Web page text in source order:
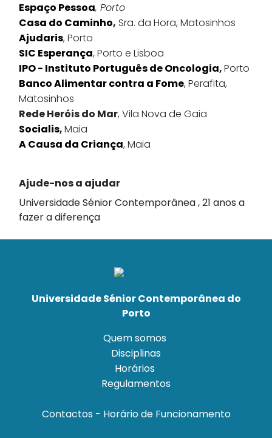
Espaço Pessoa, Porto
Casa do Caminho, Sra. da Hora, Matosinhos
Ajudaris, Porto
SIC Esperança,Porto e Lisboa
IPO - Instituto Português de Oncologia,Porto
Banco Alimentar contra a Fome, Perafita,
Matosinhos
Rede Heróis do Mar, Vila Nova de Gaia
Socialis,Maia
A Causa da Criança,Maia
Ajude-nos a ajudar
Universidade Sénior Contemporânea , 21 anos a
fazer a diferença
Universidade Sénior Contemporânea do
Porto
Quem somos
Disciplinas
Horários
Regulamentos
Contactos - Horário de Funcionamento